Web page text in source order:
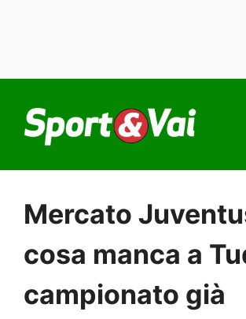
contenuto
Mercato
cosa manca a
campionato già